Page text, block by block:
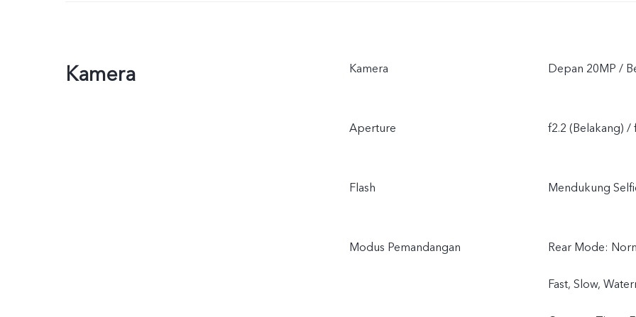
Kamera Kamera Depan 20MP /
Aperture f2.2 (Belakang) /
Flash Mendukung
Modus Pemandangan Rear Mode:
Fast, Slow,